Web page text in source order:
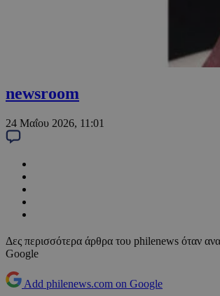
newsroom
24 Μαΐου 2026, 11:01
Δες περισσότερα άρθρα του philenews όταν
Google
Add philenews.com on Google